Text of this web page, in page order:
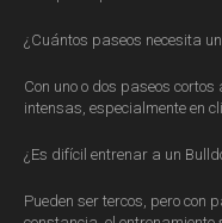
¿Cuántos paseos necesita
Con uno o dos paseos
intensas, especialmente en
¿Es difícil entrenar a un
Pueden ser tercos, pero con